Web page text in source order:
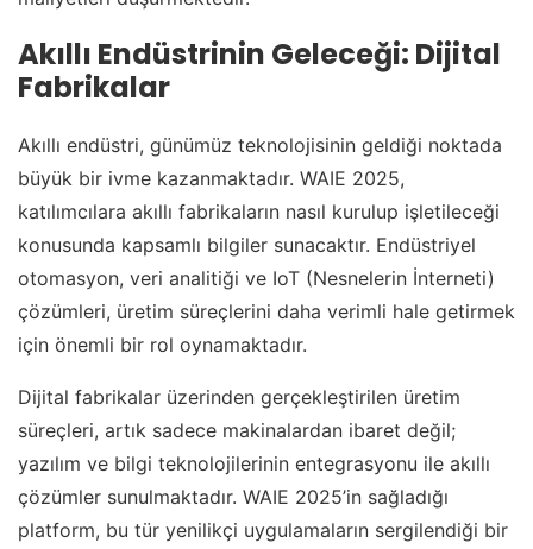
Akıllı Endüstrinin Geleceği: Dijital
Fabrikalar
Akıllı endüstri, günümüz teknolojisinin geldiği noktada
büyük bir ivme kazanmaktadır. WAIE 2025,
katılımcılara akıllı fabrikaların nasıl kurulup işletileceği
konusunda kapsamlı bilgiler sunacaktır. Endüstriyel
otomasyon, veri analitiği ve IoT (Nesnelerin İnterneti)
çözümleri, üretim süreçlerini daha verimli hale getirmek
için önemli bir rol oynamaktadır.
Dijital fabrikalar üzerinden gerçekleştirilen üretim
süreçleri, artık sadece makinalardan ibaret değil;
yazılım ve bilgi teknolojilerinin entegrasyonu ile akıllı
çözümler sunulmaktadır. WAIE 2025’in sağladığı
platform, bu tür yenilikçi uygulamaların sergilendiği bir